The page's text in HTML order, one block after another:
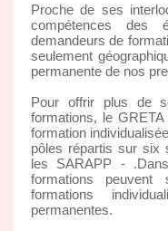
Proche de ses
compétences des
demandeurs de
seulement
permanente de nos
Pour offrir plus de
formations, le
formation
pôles répartis sur six
les SARAPP -
formations
formations
permanentes.